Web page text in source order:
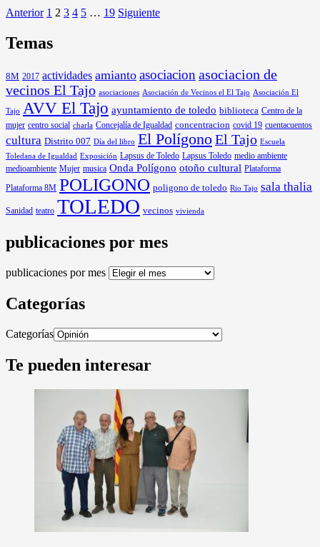
Anterior 1 2 3 4 5 … 19 Siguiente
Temas
8M 2017 actividades amianto asociacion asociacion de
vecinos El Tajo asociaciones Asociación de Vecinos el El Tajo Asociación El
Tajo AVV El Tajo ayuntamiento de toledo biblioteca Centro de la
mujer centro social charla Concejalía de Igualdad concentracion covid 19 cuentacuentos
cultura Distrito 007 Día del libro El PolígonoEl Tajo Escuela
Toledana de Igualdad Exposición Lapsus de Toledo Lapsus Toledo medio ambiente
medioambiente Mujer musica Onda Polígono otoño cultural Plataforma
Plataforma 8M POLIGONO poligono de toledo Rio Tajo sala thalia
Sanidad teatro TOLEDO vecinos vivienda
publicaciones por mes
publicaciones por mes
Categorías
Categorías
Te pueden interesar